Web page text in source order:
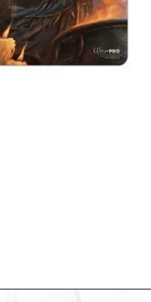
Puzzle 1000 delova
Puzzle 2000 delova
(TCG)